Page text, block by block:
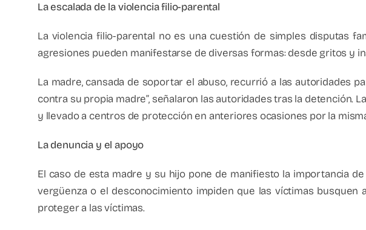
La escalada de la violencia filio-parental
La violencia filio-parental no es una cuestión de simples disputas
agresiones pueden manifestarse de diversas formas: desde gritos y
La madre, cansada de soportar el abuso, recurrió a las autoridades
contra su propia madre”, señalaron las autoridades tras la detención.
y llevado a centros de protección en anteriores ocasiones por la
La denuncia y el apoyo
El caso de esta madre y su hijo pone de manifiesto la importancia
vergüenza o el desconocimiento impiden que las víctimas
proteger a las víctimas.